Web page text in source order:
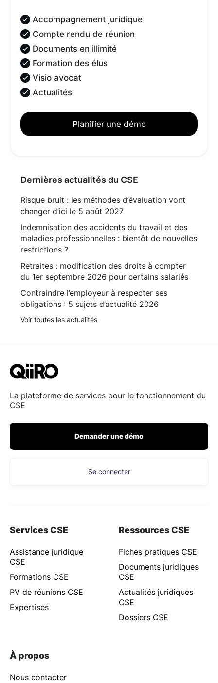
Accompagnement juridique
Compte rendu de réunion
Documents en illimité
Formation des élus
Visio avocat
Actualités
Planifier une démo
Dernières actualités du CSE
Risque bruit : les méthodes d’évaluation vont
changer d’ici le 5 août 2027
Indemnisation des accidents du travail et des
maladies professionnelles : bientôt de nouvelles
restrictions ?
Retraites : modification des droits à compter
du 1er septembre 2026 pour certains salariés
Contraindre l’employeur à respecter ses
obligations : 5 sujets d’actualité 2026
Voir toutes les actualités
La plateforme de services pour le fonctionnement du
CSE
Demander une démo
Se connecter
Services CSE
Assistance juridique
CSE
Formations CSE
PV de réunions CSE
Expertises
Ressources CSE
Fiches pratiques CSE
Documents juridiques
CSE
Actualités juridiques
CSE
Dossiers CSE
À propos
Nous contacter